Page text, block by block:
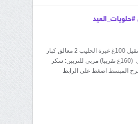
المقادير: الخليط1: 200غ كوك مطحون 100غ سكر صقيل 100غ غبرة الحليب 2 معالق كبار
زبدة ماء الزهر (5سل تقريبا) الخليط2: علبتي بيسكوي (160غ تقريبا) مربى للتزيين: سكر
المبسط اضغط على الرابط